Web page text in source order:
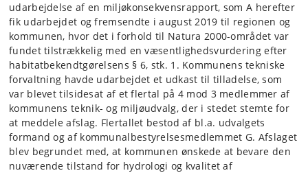
udarbejdelse af en miljøkonsekvensrapport, som A herefter
fik udarbejdet og fremsendte i august 2019 til regionen og
kommunen, hvor det i forhold til Natura 2000-området var
fundet tilstrækkelig med en væsentlighedsvurdering efter
habitatbekendtgørelsens § 6, stk. 1. Kommunens tekniske
forvaltning havde udarbejdet et udkast til tilladelse, som
var blevet tilsidesat af et flertal på 4 mod 3 medlemmer af
kommunens teknik- og miljøudvalg, der i stedet stemte for
at meddele afslag. Flertallet bestod af bl.a. udvalgets
formand og af kommunalbestyrelsesmedlemmet G. Afslaget
blev begrundet med, at kommunen ønskede at bevare den
nuværende tilstand for hydrologi og kvalitet af